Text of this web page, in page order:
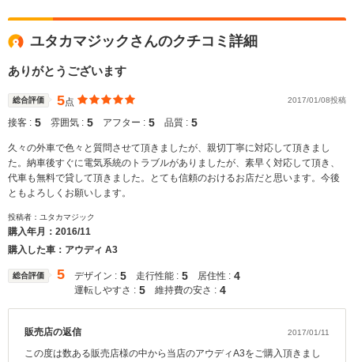
ユタカマジックさんのクチコミ詳細
ありがとうございます
総合評価 5点 2017/01/08投稿
接客 : 5 雰囲気 : 5 アフター : 5 品質 : 5
久々の外車で色々と質問させて頂きましたが、親切丁寧に対応して頂きまし
た。納車後すぐに電気系統のトラブルがありましたが、素早く対応して頂き、
代車も無料で貸して頂きました。とても信頼のおけるお店だと思います。今後
ともよろしくお願いします。
投稿者：ユタカマジック
購入年月： 2016/11
購入した車：アウディ A3
総合評価 5 デザイン : 5 走行性能 : 5 居住性 : 4
運転しやすさ : 5 維持費の安さ : 4
販売店の返信 2017/01/11
この度は数ある販売店様の中から当店のアウディA3をご購入頂きまし